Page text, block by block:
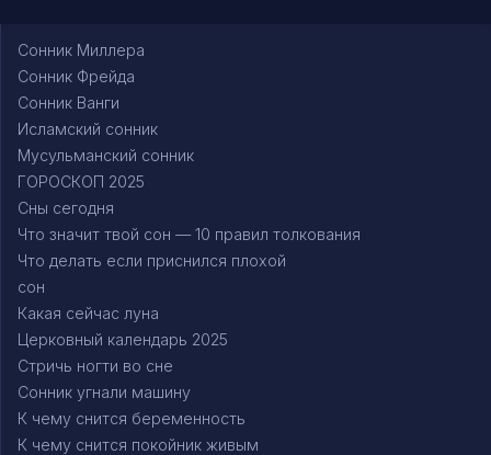
Сонник Миллера
Сонник Фрейда
Сонник Ванги
Исламский сонник
Мусульманский сонник
ГОРОСКОП 2025
Сны сегодня
Что значит твой сон — 10 правил толкования
Что делать если приснился плохой
сон
Какая сейчас луна
Церковный календарь 2025
Стричь ногти во сне
Сонник угнали машину
К чему снится беременность
К чему снится покойник живым